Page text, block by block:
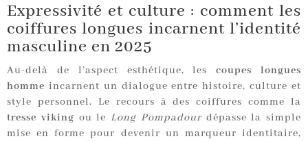
Expressivité et culture : comment les
coiffures longues incarnent l’identité
masculine en 2025
Au-delà de l’aspect esthétique, lescoupes longues
homme incarnent un dialogue entre histoire, culture et
style personnel. Le recours à des coiffures comme la
tresse viking ou le Long Pompadourdépasse la simple
mise en forme pour devenir un marqueur identitaire,